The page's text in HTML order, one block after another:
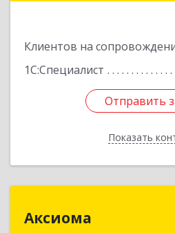
Клиентов на
1С:Специалист
Отправить
Показать
Отправить
Назад
Аксиома